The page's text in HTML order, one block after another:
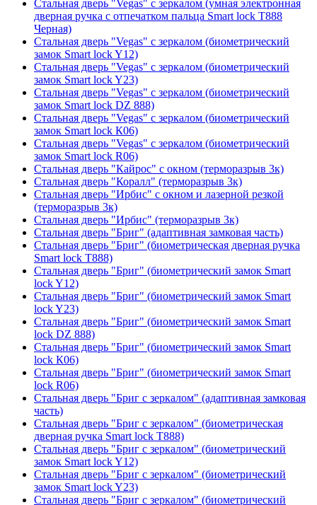
Стальная дверь "Vegas" с зеркалом (умная электронная
дверная ручка с отпечатком пальца Smart lock T888
Черная)
Стальная дверь "Vegas" с зеркалом (биометрический
замок Smart lock Y12)
Стальная дверь "Vegas" с зеркалом (биометрический
замок Smart lock Y23)
Стальная дверь "Vegas" с зеркалом (биометрический
замок Smart lock DZ 888)
Стальная дверь "Vegas" с зеркалом (биометрический
замок Smart lock К06)
Стальная дверь "Vegas" с зеркалом (биометрический
замок Smart lock R06)
Стальная дверь "Кайрос" с окном (терморазрыв 3к)
Стальная дверь "Коралл" (терморазрыв 3к)
Стальная дверь "Ирбис" с окном и лазерной резкой
(терморазрыв 3к)
Стальная дверь "Ирбис" (терморазрыв 3к)
Стальная дверь "Бриг" (адаптивная замковая часть)
Стальная дверь "Бриг" (биометрическая дверная ручка
Smart lock T888)
Стальная дверь "Бриг" (биометрический замок Smart
lock Y12)
Стальная дверь "Бриг" (биометрический замок Smart
lock Y23)
Стальная дверь "Бриг" (биометрический замок Smart
lock DZ 888)
Стальная дверь "Бриг" (биометрический замок Smart
lock К06)
Стальная дверь "Бриг" (биометрический замок Smart
lock R06)
Стальная дверь "Бриг с зеркалом" (адаптивная замковая
часть)
Стальная дверь "Бриг с зеркалом" (биометрическая
дверная ручка Smart lock T888)
Стальная дверь "Бриг с зеркалом" (биометрический
замок Smart lock Y12)
Стальная дверь "Бриг с зеркалом" (биометрический
замок Smart lock Y23)
Стальная дверь "Бриг с зеркалом" (биометрический